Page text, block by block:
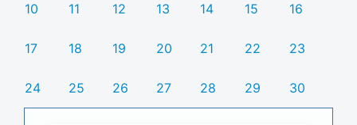
10 11 12 13 14 15 16
17 18 19 20 21 22 23
24 25 26 27 28 29 30